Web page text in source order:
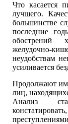
Что касается
лучшего.
большинстве
последние
обострений
желудочно-
неудобствам
усиливается
Продолжают
лиц,
Анализ